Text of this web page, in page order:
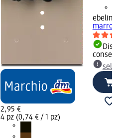
2,95 €
4 pz (0,74 € / 1 pz)
ebelin